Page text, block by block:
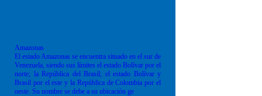
Amazonas
El estado Amazonas se encuentra situado en el sur de
Venezuela, siendo sus límites el estado Bolívar por el
norte; la República del Brasil; el estado Bolívar y
Brasil por el este y la República de Colombia por el
oeste. Su nombre se debe a su ubicación ge